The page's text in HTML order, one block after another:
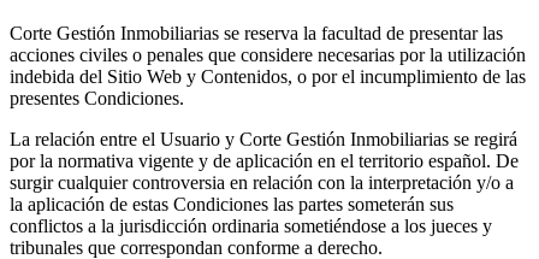
Corte Gestión Inmobiliarias se reserva la facultad de presentar las
acciones civiles o penales que considere necesarias por la utilización
indebida del Sitio Web y Contenidos, o por el incumplimiento de las
presentes Condiciones.
La relación entre el Usuario y Corte Gestión Inmobiliarias se regirá
por la normativa vigente y de aplicación en el territorio español. De
surgir cualquier controversia en relación con la interpretación y/o a
la aplicación de estas Condiciones las partes someterán sus
conflictos a la jurisdicción ordinaria sometiéndose a los jueces y
tribunales que correspondan conforme a derecho.